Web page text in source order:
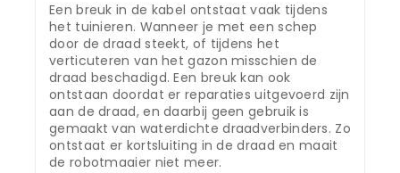
Een breuk in de kabel ontstaat vaak tijdens
het tuinieren. Wanneer je met een schep
door de draad steekt, of tijdens het
verticuteren van het gazon misschien de
draad beschadigd. Een breuk kan ook
ontstaan doordat er reparaties uitgevoerd zijn
aan de draad, en daarbij geen gebruik is
gemaakt van waterdichte draadverbinders. Zo
ontstaat er kortsluiting in de draad en maait
de robotmaaier niet meer.